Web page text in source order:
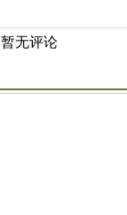
暂无评论